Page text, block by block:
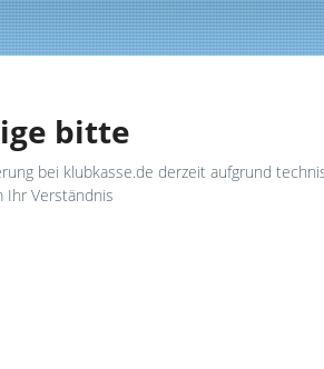
bitte
bei klubkasse.de derzeit aufgrund
Ihr Verständnis